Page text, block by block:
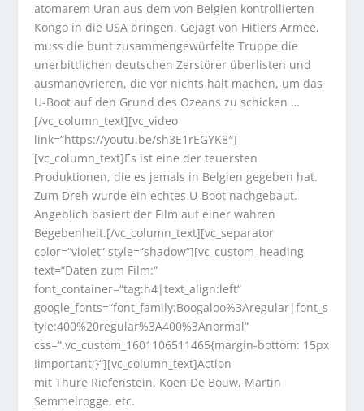
atomarem Uran aus dem von Belgien kontrollierten
Kongo in die USA bringen. Gejagt von Hitlers Armee,
muss die bunt zusammengewürfelte Truppe die
unerbittlichen deutschen Zerstörer überlisten und
ausmanövrieren, die vor nichts halt machen, um das
U-Boot auf den Grund des Ozeans zu schicken …
[/vc_column_text][vc_video
link=“https://youtu.be/sh3E1rEGYK8″]
[vc_column_text]Es ist eine der teuersten
Produktionen, die es jemals in Belgien gegeben hat.
Zum Dreh wurde ein echtes U-Boot nachgebaut.
Angeblich basiert der Film auf einer wahren
Begebenheit.[/vc_column_text][vc_separator
color=“violet“ style=“shadow“][vc_custom_heading
text=“Daten zum Film:“
font_container=“tag:h4|text_align:left“
google_fonts=“font_family:Boogaloo%3Aregular|font_s
tyle:400%20regular%3A400%3Anormal“
css=“.vc_custom_1601106511465{margin-bottom: 15px
!important;}“][vc_column_text]Action
mit Thure Riefenstein, Koen De Bouw, Martin
Semmelrogge, etc.